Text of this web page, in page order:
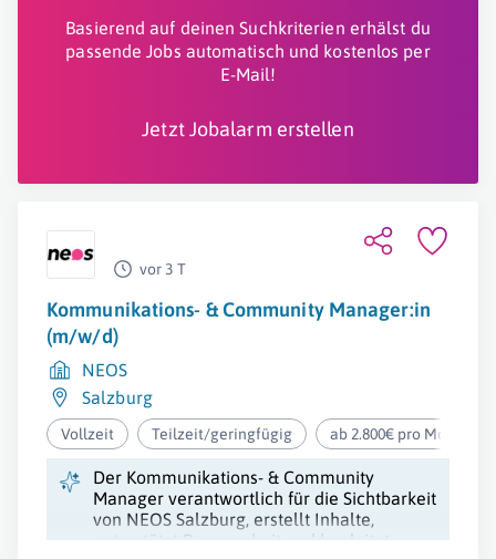
Basierend auf deinen Suchkriterien erhälst du
passende Jobs automatisch und kostenlos per
E-Mail!
Jetzt Jobalarm erstellen
vor 3 T
Kommunikations- & Community Manager:in
(m/w/d)
NEOS
Salzburg
Vollzeit Teilzeit/geringfügig ab 2.800€ pro Monat
Der Kommunikations- & Community
Manager verantwortlich für die Sichtbarkeit
von NEOS Salzburg, erstellt Inhalte,
unterstützt Pressearbeit und begleitet